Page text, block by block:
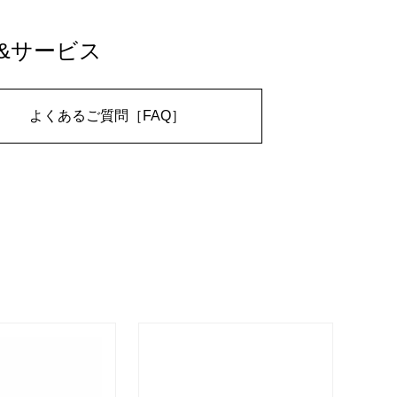
サービス
よくあるご質問［FAQ］